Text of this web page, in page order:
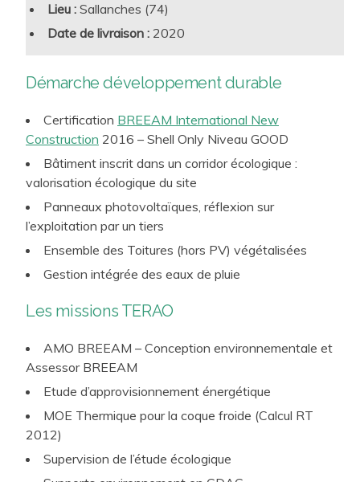
partie des thèmes incontournables sur lesquels nous
intervenons pour conférer aux projets des leviers
conception et en exploitation. A ce titre, nous avons par
Développement Durableinterne d’une chaine majeure de
Grands magasins, déployons le référentiel interne d’un
groupe mondial du Luxe, avons travaillé sur la partie
preneur de DFS au sein de la Samaritaine, et
accompagnons par exemple IKEA ou encore
McArthurGlen, en France et à l’international.
Lieu : Sallanches (74)
Date de livraison : 2020
Démarche développement durable
Certification BREEAM International New
Construction 2016 – Shell Only Niveau GOOD
Bâtiment inscrit dans un corridor écologique :
valorisation écologique du site
Panneaux photovoltaïques, réflexion sur
l’exploitation par un tiers
Ensemble des Toitures (hors PV) végétalisées
Gestion intégrée des eaux de pluie
Les missions TERAO
AMO BREEAM – Conception environnementale et
Assessor BREEAM
Etude d’approvisionnement énergétique
MOE Thermique pour la coque froide (Calcul RT
2012)
Supervision de l’étude écologique